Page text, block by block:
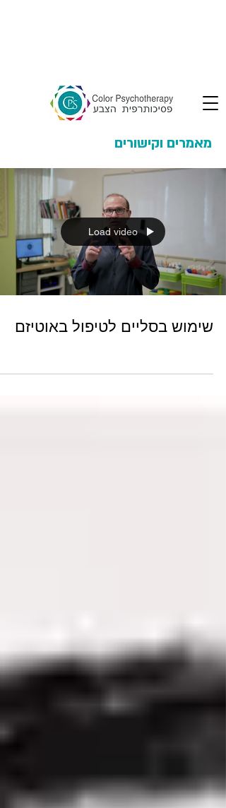
מאמרים וקישורים
Load video
שימוש בסליים לטיפול באוטיזם